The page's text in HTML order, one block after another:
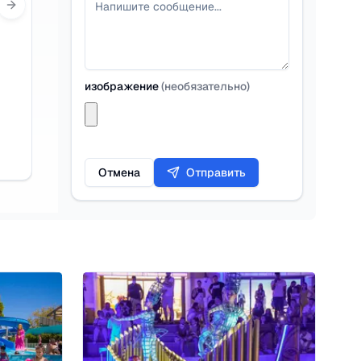
Next slide
изображение(необязательно)
Отмена Отправить